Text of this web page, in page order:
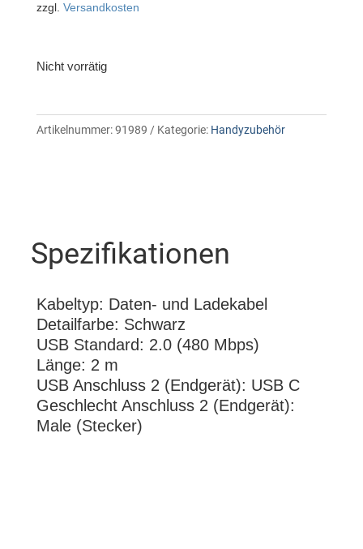
zzgl. Versandkosten
Nicht vorrätig
Artikelnummer:91989 Kategorie: Handyzubehör
Spezifikationen
Kabeltyp: Daten- und Ladekabel
Detailfarbe: Schwarz
USB Standard: 2.0 (480 Mbps)
Länge: 2 m
USB Anschluss 2 (Endgerät): USB C
Geschlecht Anschluss 2 (Endgerät):
Male (Stecker)